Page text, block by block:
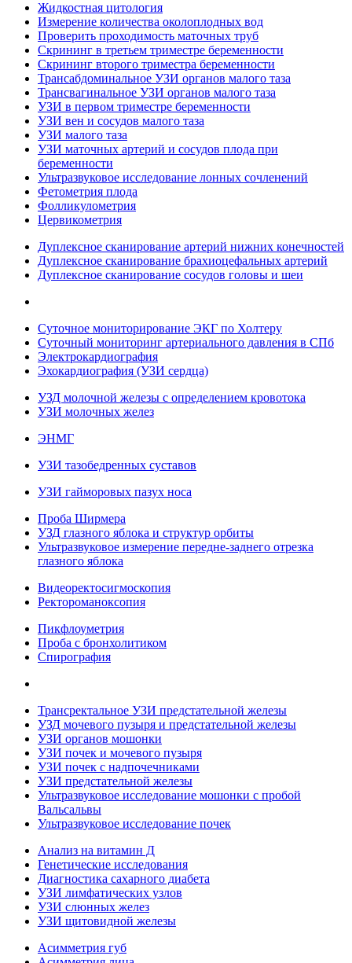
Жидкостная цитология
Измерение количества околоплодных вод
Проверить проходимость маточных труб
Скрининг в третьем триместре беременности
Скрининг второго триместра беременности
Трансабдоминальное УЗИ органов малого таза
Трансвагинальное УЗИ органов малого таза
УЗИ в первом триместре беременности
УЗИ вен и сосудов малого таза
УЗИ малого таза
УЗИ маточных артерий и сосудов плода при
беременности
Ультразвуковое исследование лонных сочленений
Фетометрия плода
Фолликулометрия
Цервикометрия
Дуплексное сканирование артерий нижних конечностей
Дуплексное сканирование брахиоцефальных артерий
Дуплексное сканирование сосудов головы и шеи
Суточное мониторирование ЭКГ по Холтеру
Суточный мониторинг артериального давления в СПб
Электрокардиография
Эхокардиография (УЗИ сердца)
УЗД молочной железы с определением кровотока
УЗИ молочных желез
ЭНМГ
УЗИ тазобедренных суставов
УЗИ гайморовых пазух носа
Проба Ширмера
УЗД глазного яблока и структур орбиты
Ультразвуковое измерение передне-заднего отрезка
глазного яблока
Видеоректосигмоскопия
Ректороманоксопия
Пикфлоуметрия
Проба с бронхолитиком
Спирография
Трансректальное УЗИ предстательной железы
УЗД мочевого пузыря и предстательной железы
УЗИ органов мошонки
УЗИ почек и мочевого пузыря
УЗИ почек с надпочечниками
УЗИ предстательной железы
Ультразвуковое исследование мошонки с пробой
Вальсальвы
Ультразвуковое исследование почек
Анализ на витамин Д
Генетические исследования
Диагностика сахарного диабета
УЗИ лимфатических узлов
УЗИ слюнных желез
УЗИ щитовидной железы
Асимметрия губ